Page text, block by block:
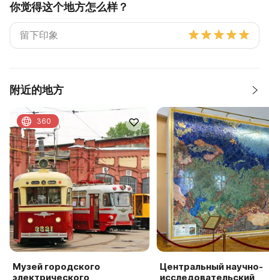
你觉得这个地方怎么样？
附近的地方
Музей городского
электрического
360
Центральный научно-
исследовательский